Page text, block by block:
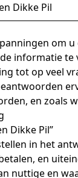
Dikke Pil
om
informatie te
tot op veel
en zoals
Dikke Pil”
in het
en
nuttige en